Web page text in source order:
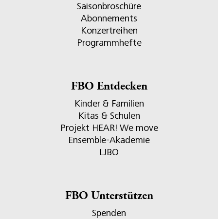
Saisonbroschüre
Abonnements
Konzertreihen
Programmhefte
FBO Entdecken
Kinder & Familien
Kitas & Schulen
Projekt HEAR! We move
Ensemble-Akademie
LJBO
FBO Unterstützen
Spenden